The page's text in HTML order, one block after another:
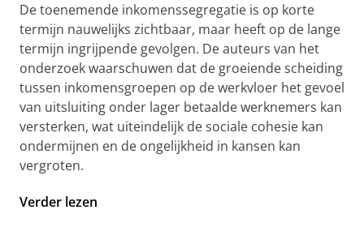
De toenemende inkomenssegregatie is op korte
termijn nauwelijks zichtbaar, maar heeft op de lange
termijn ingrijpende gevolgen. De auteurs van het
onderzoek waarschuwen dat de groeiende scheiding
tussen inkomensgroepen op de werkvloer het gevoel
van uitsluiting onder lager betaalde werknemers kan
versterken, wat uiteindelijk de sociale cohesie kan
ondermijnen en de ongelijkheid in kansen kan
vergroten.
Verder lezen